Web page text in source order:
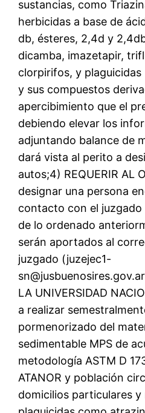
sustancias, como
herbicidas a base de
db, ésteres, 2,4d y
dicamba, imazetapir,
clorpirifos, y
y sus compuestos
apercibimiento que el
debiendo elevar los
adjuntando balance de
dará vista al perito a
autos;4) REQUERIR AL
designar una persona
contacto con el juzgado
de lo ordenado
serán aportados al
juzgado (juzejec1-
LA UNIVERSIDAD
a realizar
pormenorizado del
sedimentable MPS de
metodología ASTM D
ATANOR y población
domicilios particulares y